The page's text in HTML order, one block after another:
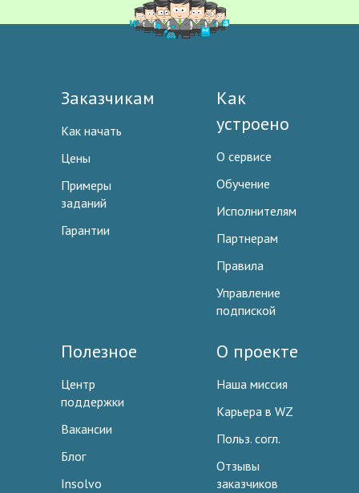
Заказчикам
Как начать
Цены
Примеры
заданий
Гарантии
Как
устроено
О сервисе
Обучение
Исполнителям
Партнерам
Правила
Управление
подпиской
Полезное
Центр
поддержки
Вакансии
Блог
Insolvo
О проекте
Наша миссия
Карьера в WZ
Польз. согл.
Отзывы
заказчиков